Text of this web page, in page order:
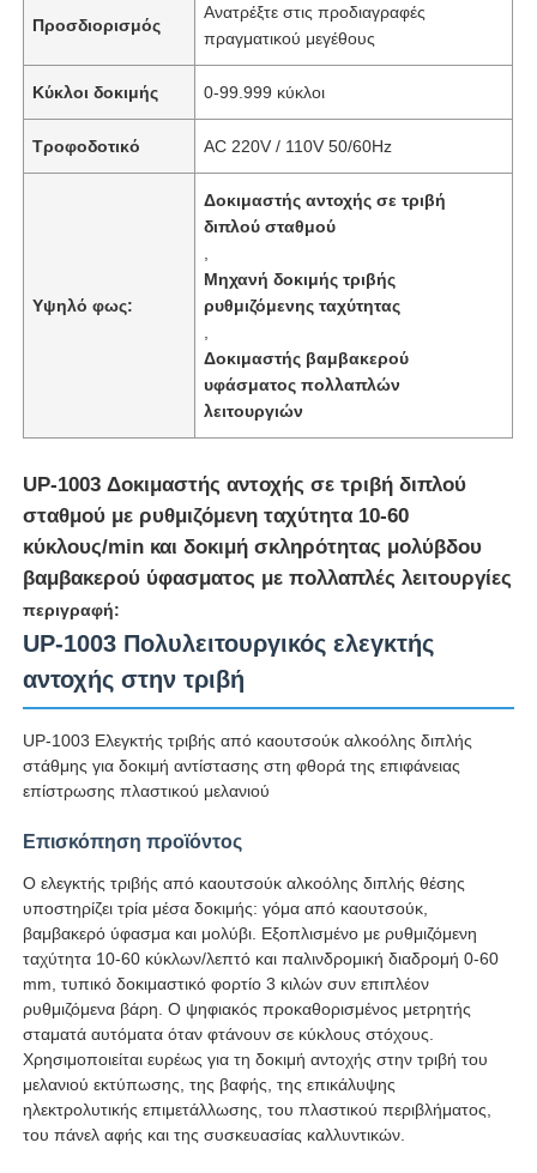
Αρχική Σελίδα
Προϊόντα
Σχετικά με εμάς
Γύρος εργοστασίων
Ποιοτικός έλεγχος
επαφή
Ζητήστε ένα απόσπασμα
Εξοπλισμός δοκιμής εργαστηρίων
Θάλαμος Περιβαλλοντικών Δοκιμών
Προσδιορισμός
Ανατρέξτε στις προδιαγραφές
πραγματικού μεγέθους
Κύκλοι δοκιμής 0-99.999 κύκλοι
Τροφοδοτικό AC 220V / 110V 50/60Hz
Υψηλό φως:
Δοκιμαστής αντοχής σε τριβή
διπλού σταθμού
Μηχανή δοκιμής τριβής
ρυθμιζόμενης ταχύτητας
Δοκιμαστής βαμβακερού
υφάσματος πολλαπλών
λειτουργιών
UP-1003 Δοκιμαστής αντοχής σε τριβή διπλού
σταθμού με ρυθμιζόμενη ταχύτητα 10-60
κύκλους/min και δοκιμή σκληρότητας μολύβδου
βαμβακερού ύφασματος με πολλαπλές λειτουργίες
περιγραφή:
UP-1003 Πολυλειτουργικός ελεγκτής
αντοχής στην τριβή
UP-1003 Ελεγκτής τριβής από καουτσούκ αλκοόλης διπλής
στάθμης για δοκιμή αντίστασης στη φθορά της επιφάνειας
επίστρωσης πλαστικού μελανιού
Επισκόπηση προϊόντος
Ο ελεγκτής τριβής από καουτσούκ αλκοόλης διπλής θέσης
υποστηρίζει τρία μέσα δοκιμής: γόμα από καουτσούκ,
βαμβακερό ύφασμα και μολύβι. Εξοπλισμένο με ρυθμιζόμενη
ταχύτητα 10-60 κύκλων/λεπτό και παλινδρομική διαδρομή 0-60
mm, τυπικό δοκιμαστικό φορτίο 3 κιλών συν επιπλέον
ρυθμιζόμενα βάρη. Ο ψηφιακός προκαθορισμένος μετρητής
σταματά αυτόματα όταν φτάνουν σε κύκλους στόχους.
Χρησιμοποιείται ευρέως για τη δοκιμή αντοχής στην τριβή του
μελανιού εκτύπωσης, της βαφής, της επικάλυψης
ηλεκτρολυτικής επιμετάλλωσης, του πλαστικού περιβλήματος,
του πάνελ αφής και της συσκευασίας καλλυντικών.